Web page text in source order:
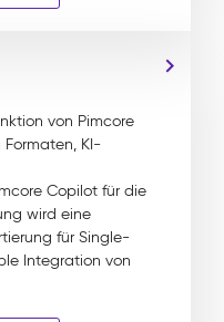
von Pimcore
KI-
Copilot für die
wird eine
für Single-
Integration von